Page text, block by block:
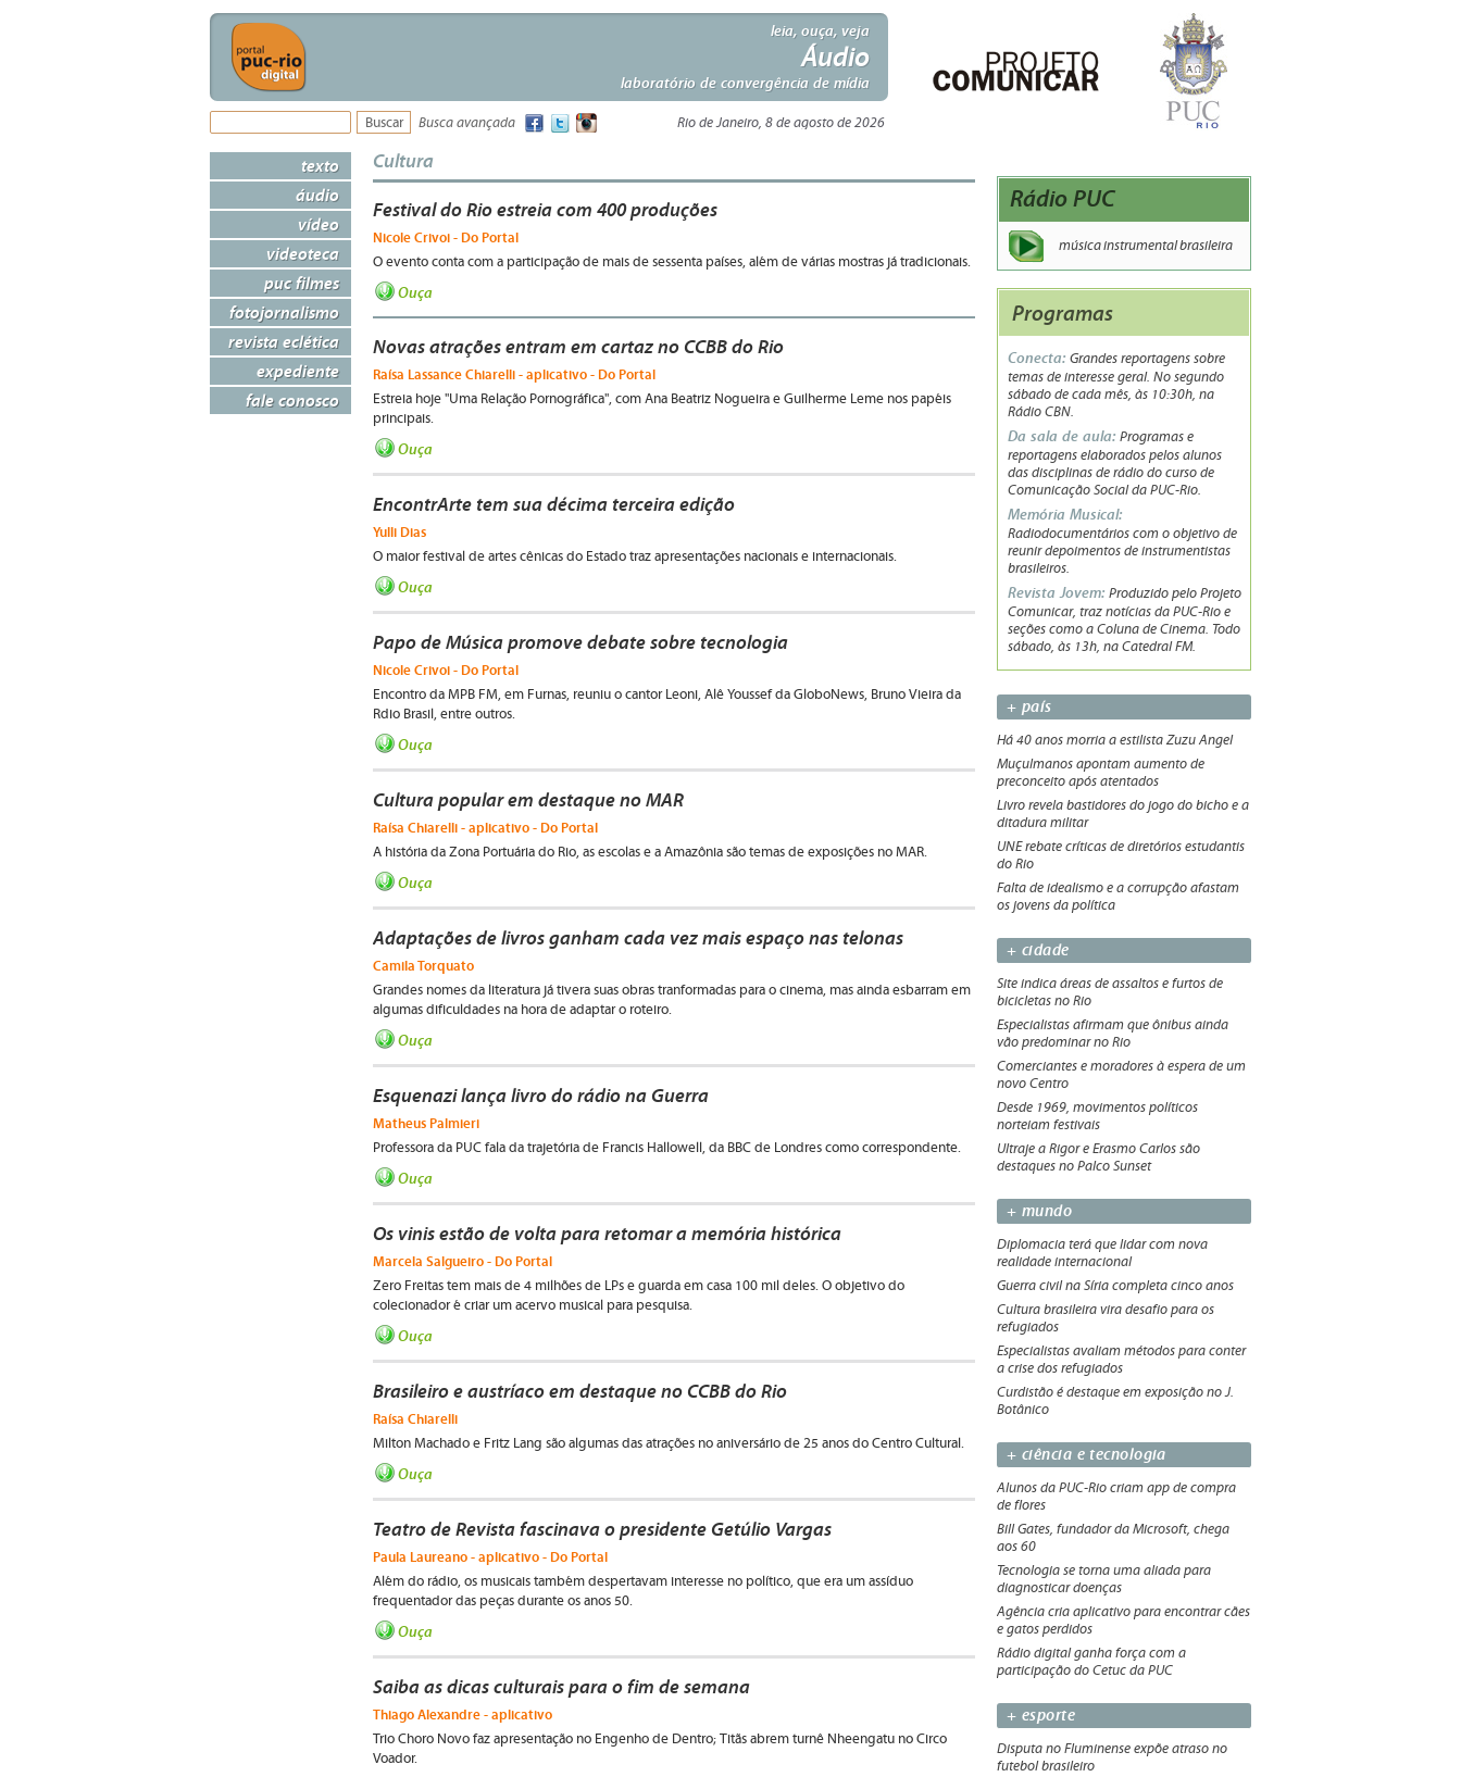
leia, ouça, veja
Áudio
laboratório de convergência de mídia
Busca avançada Rio de Janeiro, 8 de agosto de 2026
texto
áudio
vídeo
videoteca
puc filmes
fotojornalismo
revista eclética
expediente
fale conosco
Cultura
Festival do Rio estreia com 400 produções
Nicole Crivoi - Do Portal
O evento conta com a participação de mais de sessenta países, além de várias mostras já tradicionais.
Ouça
Novas atrações entram em cartaz no CCBB do Rio
Raísa Lassance Chiarelli - aplicativo - Do Portal
Estreia hoje "Uma Relação Pornográfica", com Ana Beatriz Nogueira e Guilherme Leme nos papéis
principais.
Ouça
EncontrArte tem sua décima terceira edição
Yulli Dias
O maior festival de artes cênicas do Estado traz apresentações nacionais e internacionais.
Ouça
Papo de Música promove debate sobre tecnologia
Nicole Crivoi - Do Portal
Encontro da MPB FM, em Furnas, reuniu o cantor Leoni, Alê Youssef da GloboNews, Bruno Vieira da
Rdio Brasil, entre outros.
Ouça
Cultura popular em destaque no MAR
Raísa Chiarelli - aplicativo - Do Portal
A história da Zona Portuária do Rio, as escolas e a Amazônia são temas de exposições no MAR.
Ouça
Adaptações de livros ganham cada vez mais espaço nas telonas
Camila Torquato
Grandes nomes da literatura já tivera suas obras tranformadas para o cinema, mas ainda esbarram em
algumas dificuldades na hora de adaptar o roteiro.
Ouça
Esquenazi lança livro do rádio na Guerra
Matheus Palmieri
Professora da PUC fala da trajetória de Francis Hallowell, da BBC de Londres como correspondente.
Ouça
Os vinis estão de volta para retomar a memória histórica
Marcela Salgueiro - Do Portal
Zero Freitas tem mais de 4 milhões de LPs e guarda em casa 100 mil deles. O objetivo do
colecionador é criar um acervo musical para pesquisa.
Ouça
Brasileiro e austríaco em destaque no CCBB do Rio
Raísa Chiarelli
Milton Machado e Fritz Lang são algumas das atrações no aniversário de 25 anos do Centro Cultural.
Ouça
Teatro de Revista fascinava o presidente Getúlio Vargas
Paula Laureano - aplicativo - Do Portal
Além do rádio, os musicais também despertavam interesse no político, que era um assíduo
frequentador das peças durante os anos 50.
Ouça
Saiba as dicas culturais para o fim de semana
Thiago Alexandre - aplicativo
Trio Choro Novo faz apresentação no Engenho de Dentro; Titãs abrem turnê Nheengatu no Circo
Voador.
Rádio PUC
música instrumental brasileira
Programas
Conecta: Grandes reportagens sobre
temas de interesse geral. No segundo
sábado de cada mês, às 10:30h, na
Rádio CBN.
Da sala de aula: Programas e
reportagens elaborados pelos alunos
das disciplinas de rádio do curso de
Comunicação Social da PUC-Rio.
Memória Musical:
Radiodocumentários com o objetivo de
reunir depoimentos de instrumentistas
brasileiros.
Revista Jovem: Produzido pelo Projeto
Comunicar, traz notícias da PUC-Rio e
seções como a Coluna de Cinema. Todo
sábado, às 13h, na Catedral FM.
+ país
Há 40 anos morria a estilista Zuzu Angel
Muçulmanos apontam aumento de
preconceito após atentados
Livro revela bastidores do jogo do bicho e a
ditadura militar
UNE rebate críticas de diretórios estudantis
do Rio
Falta de idealismo e a corrupção afastam
os jovens da política
+ cidade
Site indica áreas de assaltos e furtos de
bicicletas no Rio
Especialistas afirmam que ônibus ainda
vão predominar no Rio
Comerciantes e moradores à espera de um
novo Centro
Desde 1969, movimentos políticos
norteiam festivais
Ultraje a Rigor e Erasmo Carlos são
destaques no Palco Sunset
+ mundo
Diplomacia terá que lidar com nova
realidade internacional
Guerra civil na Síria completa cinco anos
Cultura brasileira vira desafio para os
refugiados
Especialistas avaliam métodos para conter
a crise dos refugiados
Curdistão é destaque em exposição no J.
Botânico
+ ciência e tecnologia
Alunos da PUC-Rio criam app de compra
de flores
Bill Gates, fundador da Microsoft, chega
aos 60
Tecnologia se torna uma aliada para
diagnosticar doenças
Agência cria aplicativo para encontrar cães
e gatos perdidos
Rádio digital ganha força com a
participação do Cetuc da PUC
+ esporte
Disputa no Fluminense expõe atraso no
futebol brasileiro